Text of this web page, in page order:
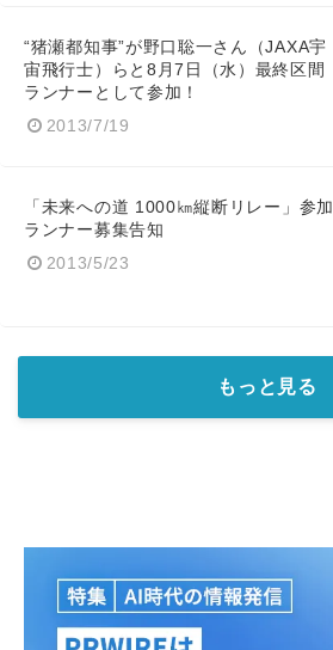
“猪瀬都知事”が野口聡一さん（JAXA宇
宙飛行士）らと8月7日（水）最終区間
ランナーとして参加！
2013/7/19
「未来への道 1000㎞縦断リレー」参加
ランナー募集告知
2013/5/23
もっと見る